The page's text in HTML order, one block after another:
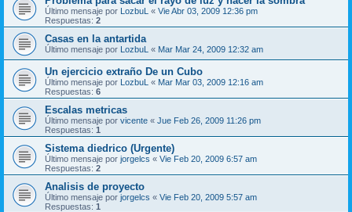
Último mensaje por LozbuL « Vie Abr 03, 2009 12:36 pm
Respuestas: 2
Casas en la antartida
Último mensaje por LozbuL « Mar Mar 24, 2009 12:32 am
Un ejercicio extraño De un Cubo
Último mensaje por LozbuL « Mar Mar 03, 2009 12:16 am
Respuestas: 6
Escalas metricas
Último mensaje por vicente « Jue Feb 26, 2009 11:26 pm
Respuestas: 1
Sistema diedrico (Urgente)
Último mensaje por jorgelcs « Vie Feb 20, 2009 6:57 am
Respuestas: 2
Analisis de proyecto
Último mensaje por jorgelcs « Vie Feb 20, 2009 5:57 am
Respuestas: 1